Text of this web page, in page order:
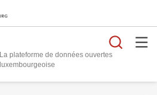
La plateforme de données ouvertes